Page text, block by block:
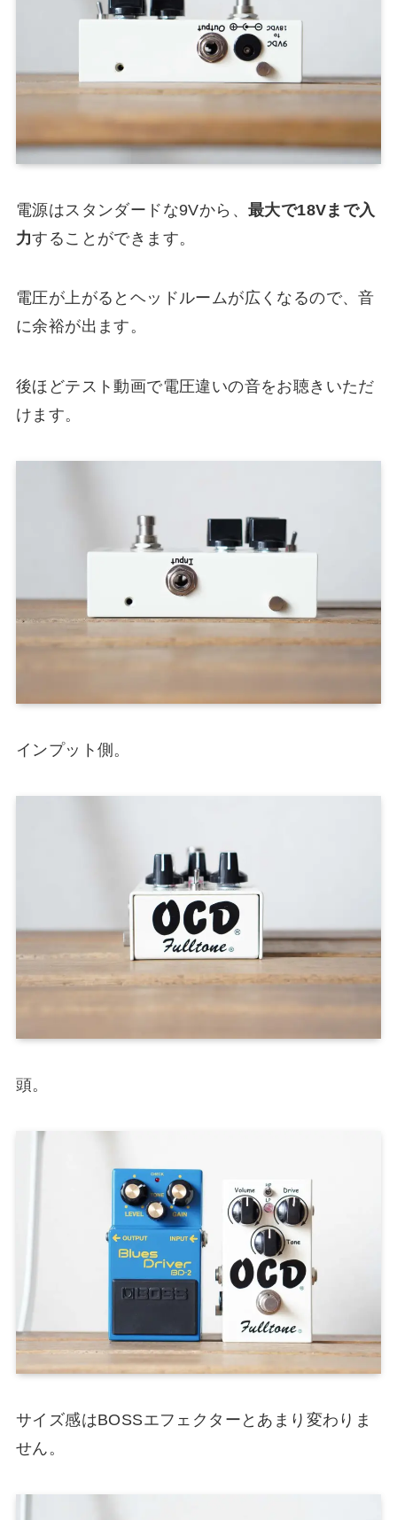
電源はスタンダードな9Vから、 最大で18Vまで入
力することができます。
電圧が上がるとヘッドルームが広くなるので、音
に余裕が出ます。
後ほどテスト動画で電圧違いの音をお聴きいただ
けます。
インプット側。
頭。
サイズ感はBOSSエフェクターとあまり変わりま
せん。